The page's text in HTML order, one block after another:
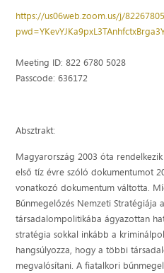
https://us06web.zoom.us/j/
Meeting ID: 822 6780 5028
Passcode: 636172
Absztrakt:
Magyarország 2003 óta
első tíz évre szóló dokumentumot
vonatkozó dokumentum váltotta.
Bűnmegelőzés Nemzeti Stratégiája
társadalompolitikába ágyazottan
stratégia sokkal inkább a
hangsúlyozza, hogy a többi
megvalósítani. A fiatalkori